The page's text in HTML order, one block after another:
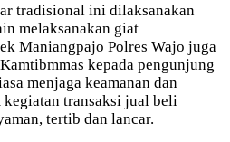
tradisional ini dilaksanakan
melaksanakan giat
Maniangpajo Polres Wajo juga
kepada pengunjung
menjaga keamanan dan
transaksi jual beli
tertib dan lancar.